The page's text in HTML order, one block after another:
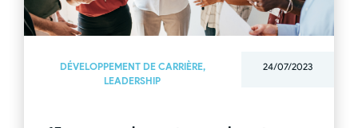
DÉVELOPPEMENT DE CARRIÈRE,
LEADERSHIP
24/07/2023